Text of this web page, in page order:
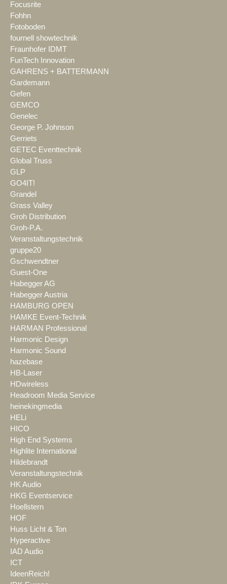
Focusrite
Fohhn
Fotoboden
fournell showtechnik
Fraunhofer IDMT
FunTech Innovation
GAHRENS + BATTERMANN
Gardemann
Gefen
GEMCO
Genelec
George P. Johnson
Gerriets
GETEC Eventtechnik
Global Truss
GLP
GO4IT!
Grandel
Grass Valley
Groh Distribution
Groh-P.A.
Veranstaltungstechnik
gruppe20
Gschwendtner
Guest-One
Habegger AG
Habegger Austria
HAMBURG OPEN
HAMKE Event-Technik
HARMAN Professional
Harmonic Design
Harmonic Sound
hazebase
HB-Laser
HDwireless
Headroom Media Service
heinekingmedia
HELi
HICO
High End Systems
Highlite International
Hildebrandt
Veranstaltungstechnik
HK Audio
HKG Eventservice
Hoellstern
HOF
Huss Licht & Ton
Hyperactive
IAD Audio
ICT
IdeenReich!